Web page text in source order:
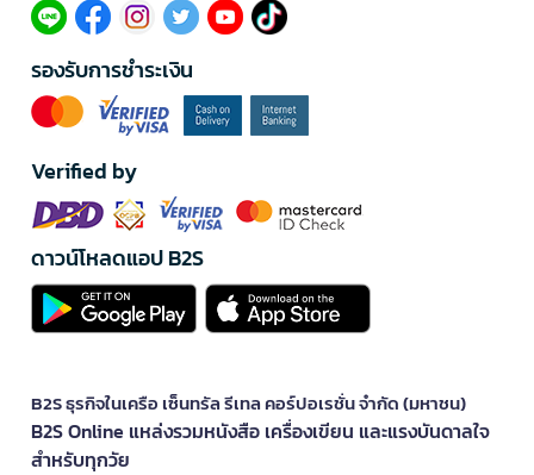
รองรับการชำระเงิน
Verified by
ดาวน์โหลดแอป B2S
B2S ธุรกิจในเครือ เซ็นทรัล รีเทล คอร์ปอเรชั่น จำกัด (มหาชน)
B2S Online แหล่งรวมหนังสือ เครื่องเขียน และแรงบันดาลใจ
สำหรับทุกวัย